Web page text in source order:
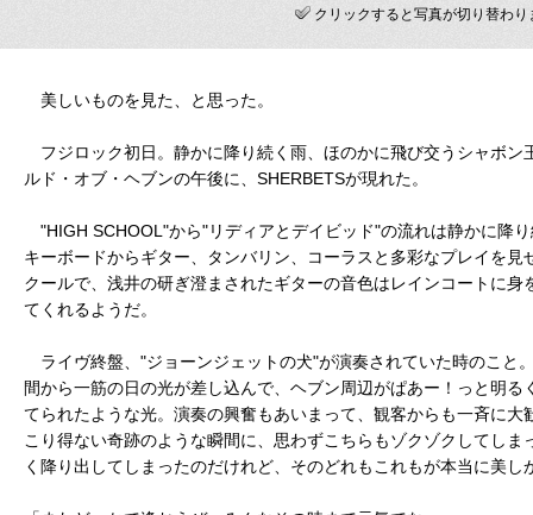
クリックすると写真が切り替わり
美しいものを見た、と思った。
フジロック初日。静かに降り続く雨、ほのかに飛び交うシャボン
ルド・オブ・ヘブンの午後に、SHERBETSが現れた。
"HIGH SCHOOL"から"リディアとデイビッド"の流れは静かに降
キーボードからギター、タンバリン、コーラスと多彩なプレイを
クールで、浅井の研ぎ澄まされたギターの音色はレインコートに
てくれるようだ。
ライヴ終盤、"ジョーンジェットの犬"が演奏されていた時のこと
間から一筋の日の光が差し込んで、ヘブン周辺がぱあー！っと明
てられたような光。演奏の興奮もあいまって、観客からも一斉に大
こり得ない奇跡のような瞬間に、思わずこちらもゾクゾクしてし
く降り出してしまったのだけれど、そのどれもこれもが本当に美し